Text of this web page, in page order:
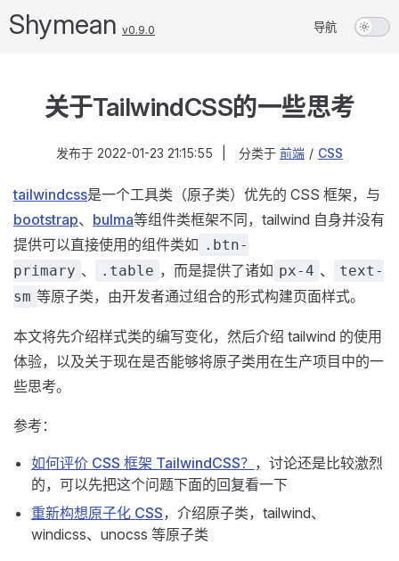
Shymean v0.9.0 导航
关于TailwindCSS的一些思考
发布于 2022-01-23 21:15:55 分类于 前端 / CSS
tailwindcss是一个工具类（原子类）优先的 CSS 框架，与
bootstrap、 bulma等组件类框架不同，tailwind 自身并没有
提供可以直接使用的组件类如 .btn-
primary 、 .table ，而是提供了诸如 px-4 、
text-
sm 等原子类，由开发者通过组合的形式构建页面样式。
本文将先介绍样式类的编写变化，然后介绍 tailwind 的使用
体验，以及关于现在是否能够将原子类用在生产项目中的一
些思考。
参考：
如何评价 CSS 框架 TailwindCSS？ ，讨论还是比较激烈
的，可以先把这个问题下面的回复看一下
重新构想原子化 CSS，介绍原子类，tailwind、
windicss、unocss 等原子类